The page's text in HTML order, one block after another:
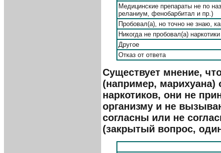
Медицинские препараты не по
реланиум, фенобарбитал и пр.)
Пробовал(а), но точно не знаю,
Никогда не пробовал(а) наркотики
Другое
Отказ от ответа
Существует мнение,
(например, марихуана)
наркотиков, они не
организму и не
согласны или не
(закрытый вопрос,